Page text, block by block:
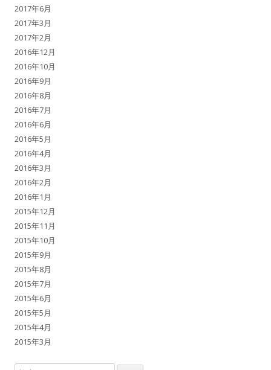
2017年6月
2017年3月
2017年2月
2016年12月
2016年10月
2016年9月
2016年8月
2016年7月
2016年6月
2016年5月
2016年4月
2016年3月
2016年2月
2016年1月
2015年12月
2015年11月
2015年10月
2015年9月
2015年8月
2015年7月
2015年6月
2015年5月
2015年4月
2015年3月